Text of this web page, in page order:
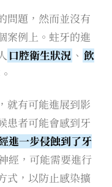
問題，然而並沒有
案例上。蛀牙的進
口腔衛生狀況 、 飲
就有可能進展到影
患者可能會感到牙
進一步侵蝕到了牙
經，可能需要進行
式，以防止感染擴